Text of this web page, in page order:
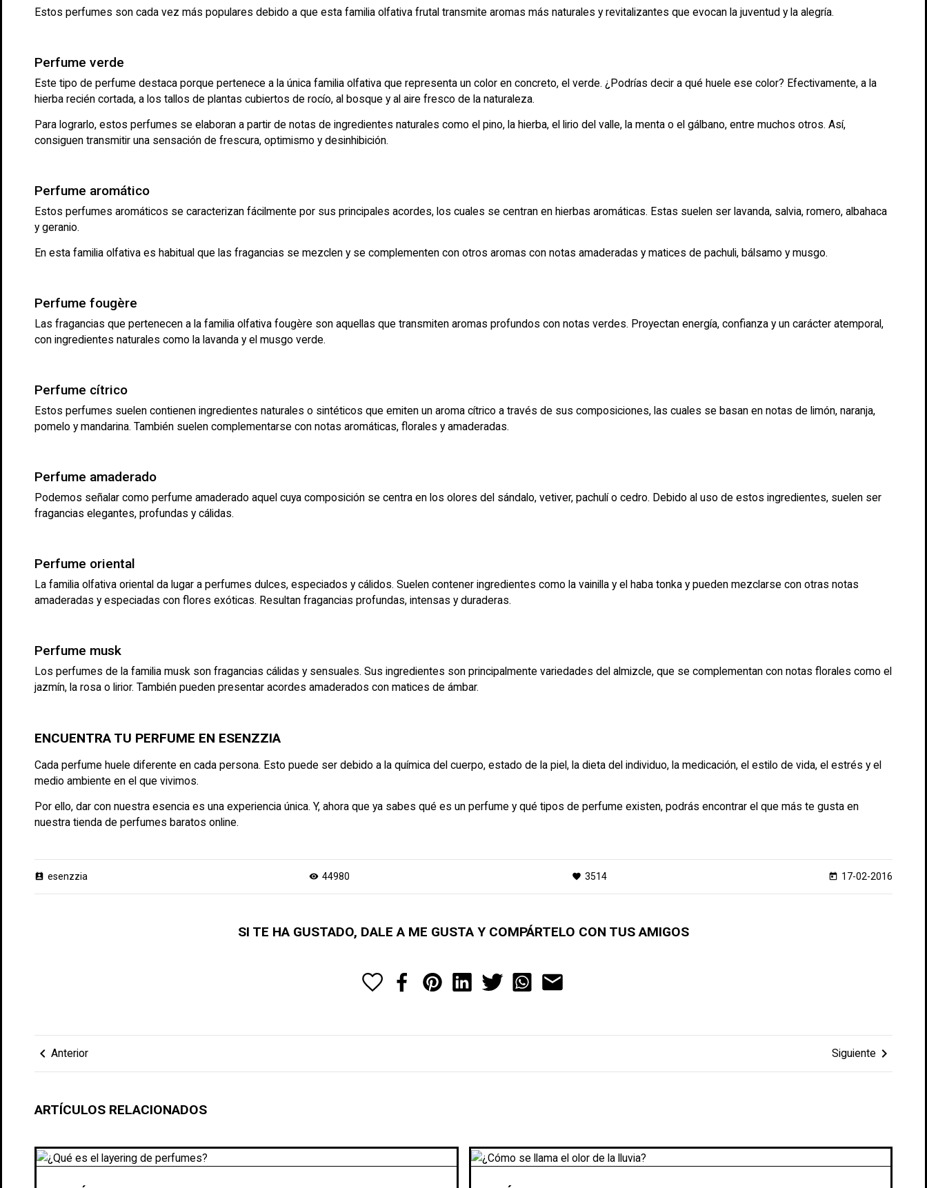
Estos perfumes son cada vez más populares debido a que esta familia olfativa frutal transmite aromas más naturales y revitalizantes que evocan la juventud y la alegría.
Perfume verde
Este tipo de perfume destaca porque pertenece a la única familia olfativa que representa un color en concreto, el verde. ¿Podrías decir a qué huele ese color? Efectivamente, a la
hierba recién cortada, a los tallos de plantas cubiertos de rocío, al bosque y al aire fresco de la naturaleza.
Para lograrlo, estos perfumes se elaboran a partir de notas de ingredientes naturales como el pino, la hierba, el lirio del valle, la menta o el gálbano, entre muchos otros. Así,
consiguen transmitir una sensación de frescura, optimismo y desinhibición.
Perfume aromático
Estos perfumes aromáticos se caracterizan fácilmente por sus principales acordes, los cuales se centran en hierbas aromáticas. Estas suelen ser lavanda, salvia, romero, albahaca
y geranio.
En esta familia olfativa es habitual que las fragancias se mezclen y se complementen con otros aromas con notas amaderadas y matices de pachuli, bálsamo y musgo.
Perfume fougère
Las fragancias que pertenecen a la familia olfativa fougère son aquellas que transmiten aromas profundos con notas verdes. Proyectan energía, confianza y un carácter atemporal,
con ingredientes naturales como la lavanda y el musgo verde.
Perfume cítrico
Estos perfumes suelen contienen ingredientes naturales o sintéticos que emiten un aroma cítrico a través de sus composiciones, las cuales se basan en notas de limón, naranja,
pomelo y mandarina. También suelen complementarse con notas aromáticas, florales y amaderadas.
Perfume amaderado
Podemos señalar como perfume amaderado aquel cuya composición se centra en los olores del sándalo, vetiver, pachulí o cedro. Debido al uso de estos ingredientes, suelen ser
fragancias elegantes, profundas y cálidas.
Perfume oriental
La familia olfativa oriental da lugar a perfumes dulces, especiados y cálidos. Suelen contener ingredientes como la vainilla y el haba tonka y pueden mezclarse con otras notas
amaderadas y especiadas con flores exóticas. Resultan fragancias profundas, intensas y duraderas.
Perfume musk
Los perfumes de la familia musk son fragancias cálidas y sensuales. Sus ingredientes son principalmente variedades del almizcle, que se complementan con notas florales como el
jazmín, la rosa o lirior. También pueden presentar acordes amaderados con matices de ámbar.
ENCUENTRA TU PERFUME EN ESENZZIA
Cada perfume huele diferente en cada persona. Esto puede ser debido a la química del cuerpo, estado de la piel, la dieta del individuo, la medicación, el estilo de vida, el estrés y el
medio ambiente en el que vivimos.
Por ello, dar con nuestra esencia es una experiencia única. Y, ahora que ya sabes qué es un perfume y qué tipos de perfume existen, podrás encontrar el que más te gusta en
nuestra tienda de perfumes baratos online.
perm_contact_calendar esenzzia visibility 44980 favorite 3514 today 17-02-2016
SI TE HA GUSTADO, DALE A ME GUSTA Y COMPÁRTELO CON TUS AMIGOS
chevron_left Anterior Siguiente chevron_right
ARTÍCULOS RELACIONADOS